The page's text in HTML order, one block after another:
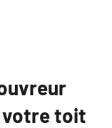
votre toit